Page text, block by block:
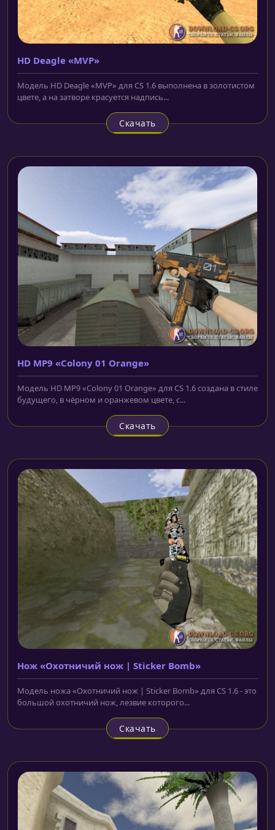
HD Deagle «MVP»
Модель HD Deagle «MVP» для CS 1.6 выполнена в золотистом
цвете, а на затворе красуется надпись...
Скачать
HD MP9 «Colony 01 Orange»
Модель HD MP9 «Colony 01 Orange» для CS 1.6 создана в стиле
будущего, в чёрном и оранжевом цвете, с...
Скачать
Нож «Охотничий нож | Sticker Bomb»
Модель ножа «Охотничий нож | Sticker Bomb» для CS 1.6 - это
большой охотничий нож, лезвие которого...
Скачать